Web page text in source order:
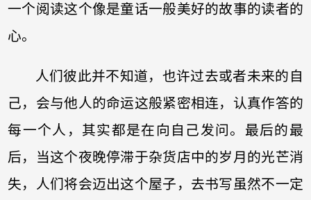
一个阅读这个像是童话一般美好的故事的读者的
心。
人们彼此并不知道，也许过去或者未来的自
己，会与他人的命运这般紧密相连，认真作答的
每一个人，其实都是在向自己发问。最后的最
后，当这个夜晚停滞于杂货店中的岁月的光芒消
失，人们将会迈出这个屋子，去书写虽然不一定